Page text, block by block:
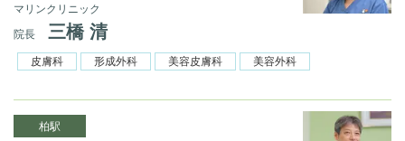
マリンクリニック
院長
三橋 清
皮膚科 形成外科 美容皮膚科 美容外科
柏駅